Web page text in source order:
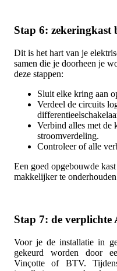
Stap 6: zekeringkast
Dit is het hart van je
samen die je doorheen je
deze stappen:
Sluit elke kring aan
Verdeel de circuits
Verbind alles met de
stroomverdeling.
Controleer of alle
Een goed opgebouwde
makkelijker te
Stap 7: de
Voor je de installatie in
gekeurd worden door
Vinçotte of BTV.